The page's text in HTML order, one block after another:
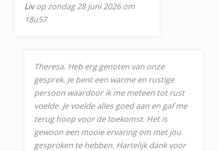
Livop zondag 28 juni 2026 om
18u57
Theresa. Heb erg genoten van onze
gesprek. Je bent een warme en rustige
persoon waardoor ik me meteen tot rust
voelde. Je voelde alles goed aan en gaf me
terug hoop voor de toekomst. Het is
gewoon een mooie ervaring om met jou
gesproken te hebben. Hartelijk dank voor